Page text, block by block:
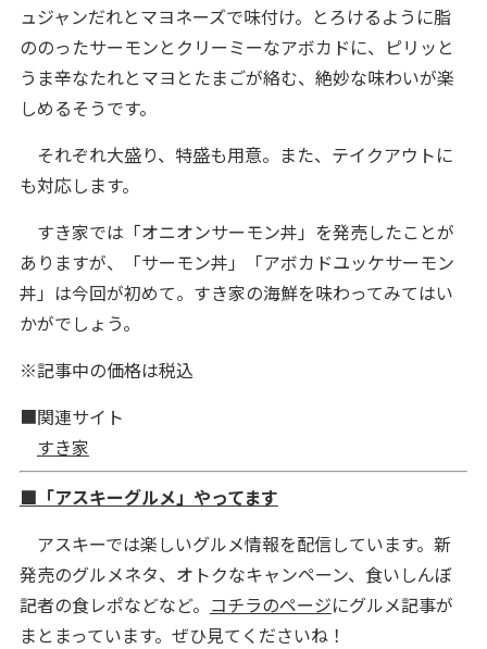
ュジャンだれとマヨネーズで味付け。とろけるように脂
ののったサーモンとクリーミーなアボカドに、ピリッと
うま辛なたれとマヨとたまごが絡む、絶妙な味わいが楽
しめるそうです。
それぞれ大盛り、特盛も用意。また、テイクアウトに
も対応します。
すき家では「オニオンサーモン丼」を発売したことが
ありますが、「サーモン丼」「アボカドユッケサーモン
丼」は今回が初めて。すき家の海鮮を味わってみてはい
かがでしょう。
※記事中の価格は税込
■関連サイト
すき家
■「アスキーグルメ」やってます
アスキーでは楽しいグルメ情報を配信しています。新
発売のグルメネタ、オトクなキャンペーン、食いしんぼ
記者の食レポなどなど。 コチラのページにグルメ記事が
まとまっています。ぜひ見てくださいね！